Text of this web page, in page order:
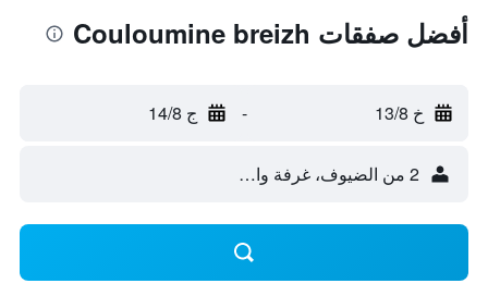
أفضل صفقات Couloumine breizh
خ 13/8 - ج 14/8
2 من الضيوف، غرفة واحدة